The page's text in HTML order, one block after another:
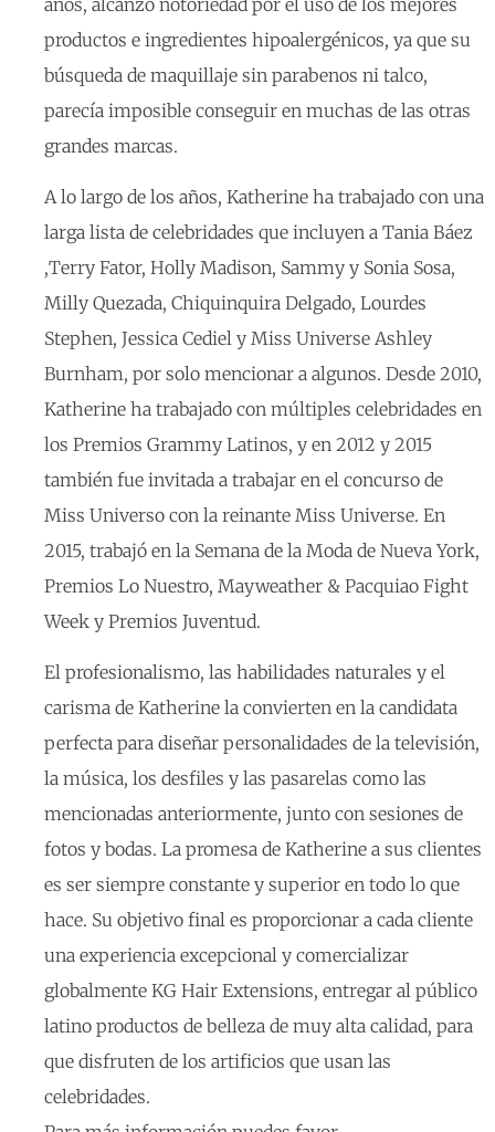
productos e ingredientes hipoalergénicos, ya que su
búsqueda de maquillaje sin parabenos ni talco,
parecía imposible conseguir en muchas de las otras
grandes marcas.
A lo largo de los años, Katherine ha trabajado con una
larga lista de celebridades que incluyen a Tania Báez
,Terry Fator, Holly Madison, Sammy y Sonia Sosa,
Milly Quezada, Chiquinquira Delgado, Lourdes
Stephen, Jessica Cediel y Miss Universe Ashley
Burnham, por solo mencionar a algunos. Desde 2010,
Katherine ha trabajado con múltiples celebridades en
los Premios Grammy Latinos, y en 2012 y 2015
también fue invitada a trabajar en el concurso de
Miss Universo con la reinante Miss Universe. En
2015, trabajó en la Semana de la Moda de Nueva York,
Premios Lo Nuestro, Mayweather & Pacquiao Fight
Week y Premios Juventud.
El profesionalismo, las habilidades naturales y el
carisma de Katherine la convierten en la candidata
perfecta para diseñar personalidades de la televisión,
la música, los desfiles y las pasarelas como las
mencionadas anteriormente, junto con sesiones de
fotos y bodas. La promesa de Katherine a sus clientes
es ser siempre constante y superior en todo lo que
hace. Su objetivo final es proporcionar a cada cliente
una experiencia excepcional y comercializar
globalmente KG Hair Extensions, entregar al público
latino productos de belleza de muy alta calidad, para
que disfruten de los artificios que usan las
celebridades.